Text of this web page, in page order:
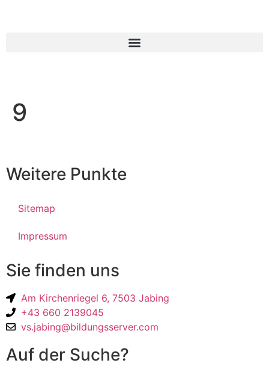
9
Weitere Punkte
Sitemap
Impressum
Sie finden uns
Am Kirchenriegel 6, 7503 Jabing
+43 660 2139045
vs.jabing@bildungsserver.com
Auf der Suche?